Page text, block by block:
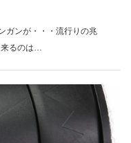
ガンが・・・流行りの兆
来るのは…